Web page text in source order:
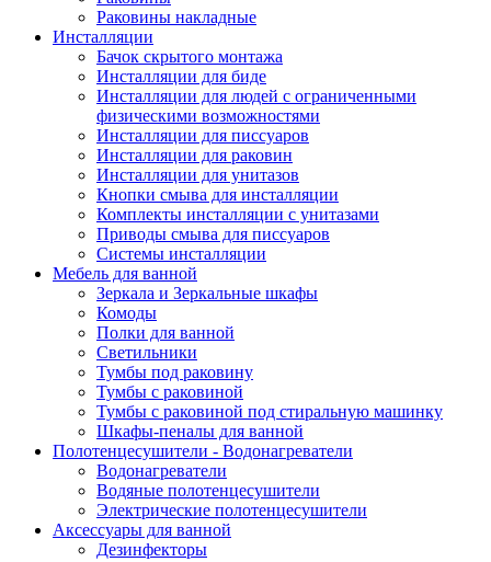
Раковины накладные
Инсталляции
Бачок скрытого монтажа
Инсталляции для биде
Инсталляции для людей с ограниченными
физическими возможностями
Инсталляции для писсуаров
Инсталляции для раковин
Инсталляции для унитазов
Кнопки смыва для инсталляции
Комплекты инсталляции с унитазами
Приводы смыва для писсуаров
Системы инсталляции
Мебель для ванной
Зеркала и Зеркальные шкафы
Комоды
Полки для ванной
Светильники
Тумбы под раковину
Тумбы с раковиной
Тумбы с раковиной под стиральную машинку
Шкафы-пеналы для ванной
Полотенцесушители - Водонагреватели
Водонагреватели
Водяные полотенцесушители
Электрические полотенцесушители
Аксессуары для ванной
Дезинфекторы